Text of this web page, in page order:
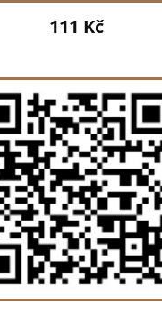
111 Kč